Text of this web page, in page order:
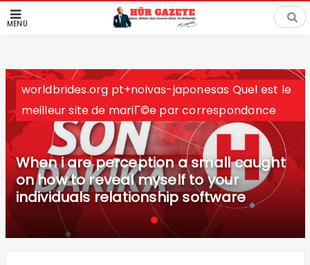
MENÜ
worldbrides.org pt+noivas-japonesas Quel est le
meilleur site de mariГ©e par correspondance
When i are perception a small caught
on how to reveal myself to your
individuals relationship software